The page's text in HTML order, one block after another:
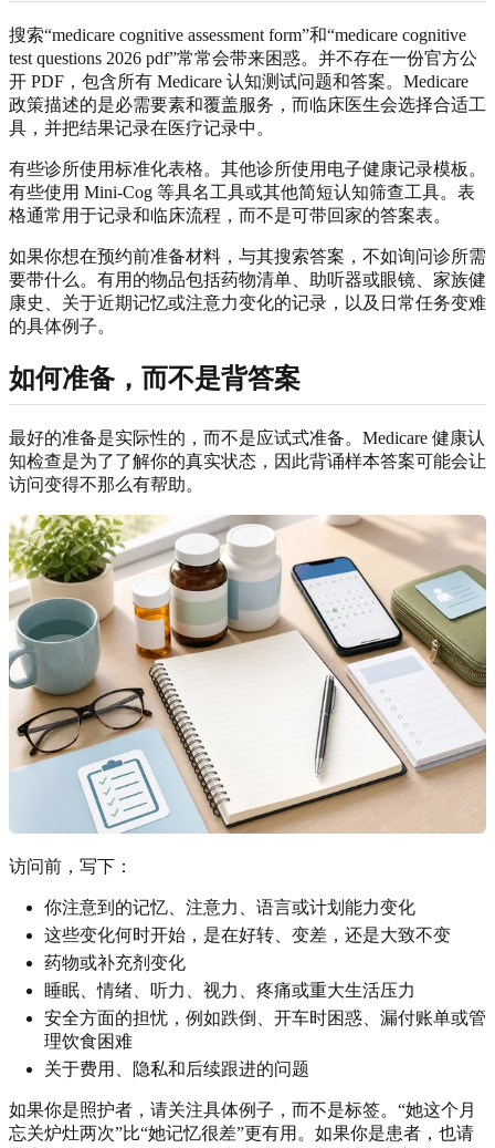
搜索“medicare cognitive assessment form”和“medicare cognitive
test questions 2026 pdf”常常会带来困惑。并不存在一份官方公
开 PDF，包含所有 Medicare 认知测试问题和答案。Medicare
政策描述的是必需要素和覆盖服务，而临床医生会选择合适工
具，并把结果记录在医疗记录中。
有些诊所使用标准化表格。其他诊所使用电子健康记录模板。
有些使用 Mini-Cog 等具名工具或其他简短认知筛查工具。表
格通常用于记录和临床流程，而不是可带回家的答案表。
如果你想在预约前准备材料，与其搜索答案，不如询问诊所需
要带什么。有用的物品包括药物清单、助听器或眼镜、家族健
康史、关于近期记忆或注意力变化的记录，以及日常任务变难
的具体例子。
如何准备，而不是背答案
最好的准备是实际性的，而不是应试式准备。Medicare 健康认
知检查是为了了解你的真实状态，因此背诵样本答案可能会让
访问变得不那么有帮助。
访问前，写下：
你注意到的记忆、注意力、语言或计划能力变化
这些变化何时开始，是在好转、变差，还是大致不变
药物或补充剂变化
睡眠、情绪、听力、视力、疼痛或重大生活压力
安全方面的担忧，例如跌倒、开车时困惑、漏付账单或管
理饮食困难
关于费用、隐私和后续跟进的问题
如果你是照护者，请关注具体例子，而不是标签。“她这个月
忘关炉灶两次”比“她记忆很差”更有用。如果你是患者，也请